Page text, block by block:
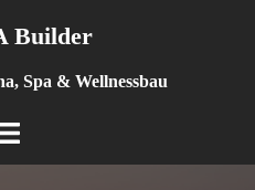
Builder
Spa & Wellnessbau